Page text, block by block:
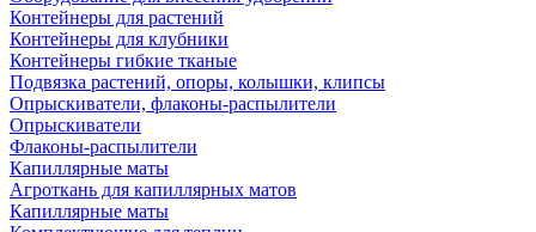
Контейнеры для растений
Контейнеры для клубники
Контейнеры гибкие тканые
Подвязка растений, опоры, колышки, клипсы
Опрыскиватели, флаконы-распылители
Опрыскиватели
Флаконы-распылители
Капиллярные маты
Агроткань для капиллярных матов
Капиллярные маты